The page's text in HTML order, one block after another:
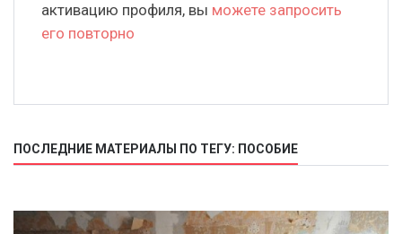
активацию профиля, вы можете запросить
его повторно
ПОСЛЕДНИЕ МАТЕРИАЛЫ ПО ТЕГУ: ПОСОБИЕ